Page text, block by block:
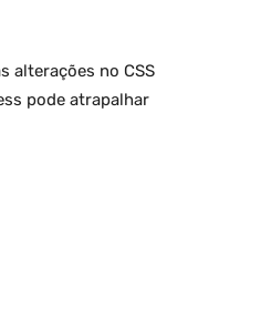
alterações no CSS
pode atrapalhar